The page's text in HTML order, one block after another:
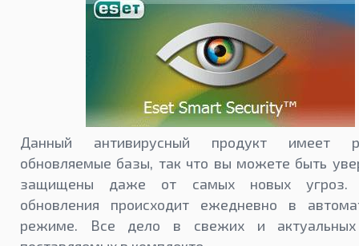
Данный антивирусный продукт имеет
обновляемые базы, так что вы можете быть
защищены даже от самых новых угроз.
обновления происходит ежедневно в
режиме. Все дело в свежих и актуальных